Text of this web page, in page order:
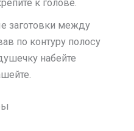
к голове.
заготовки между
по контуру полосу
набейте